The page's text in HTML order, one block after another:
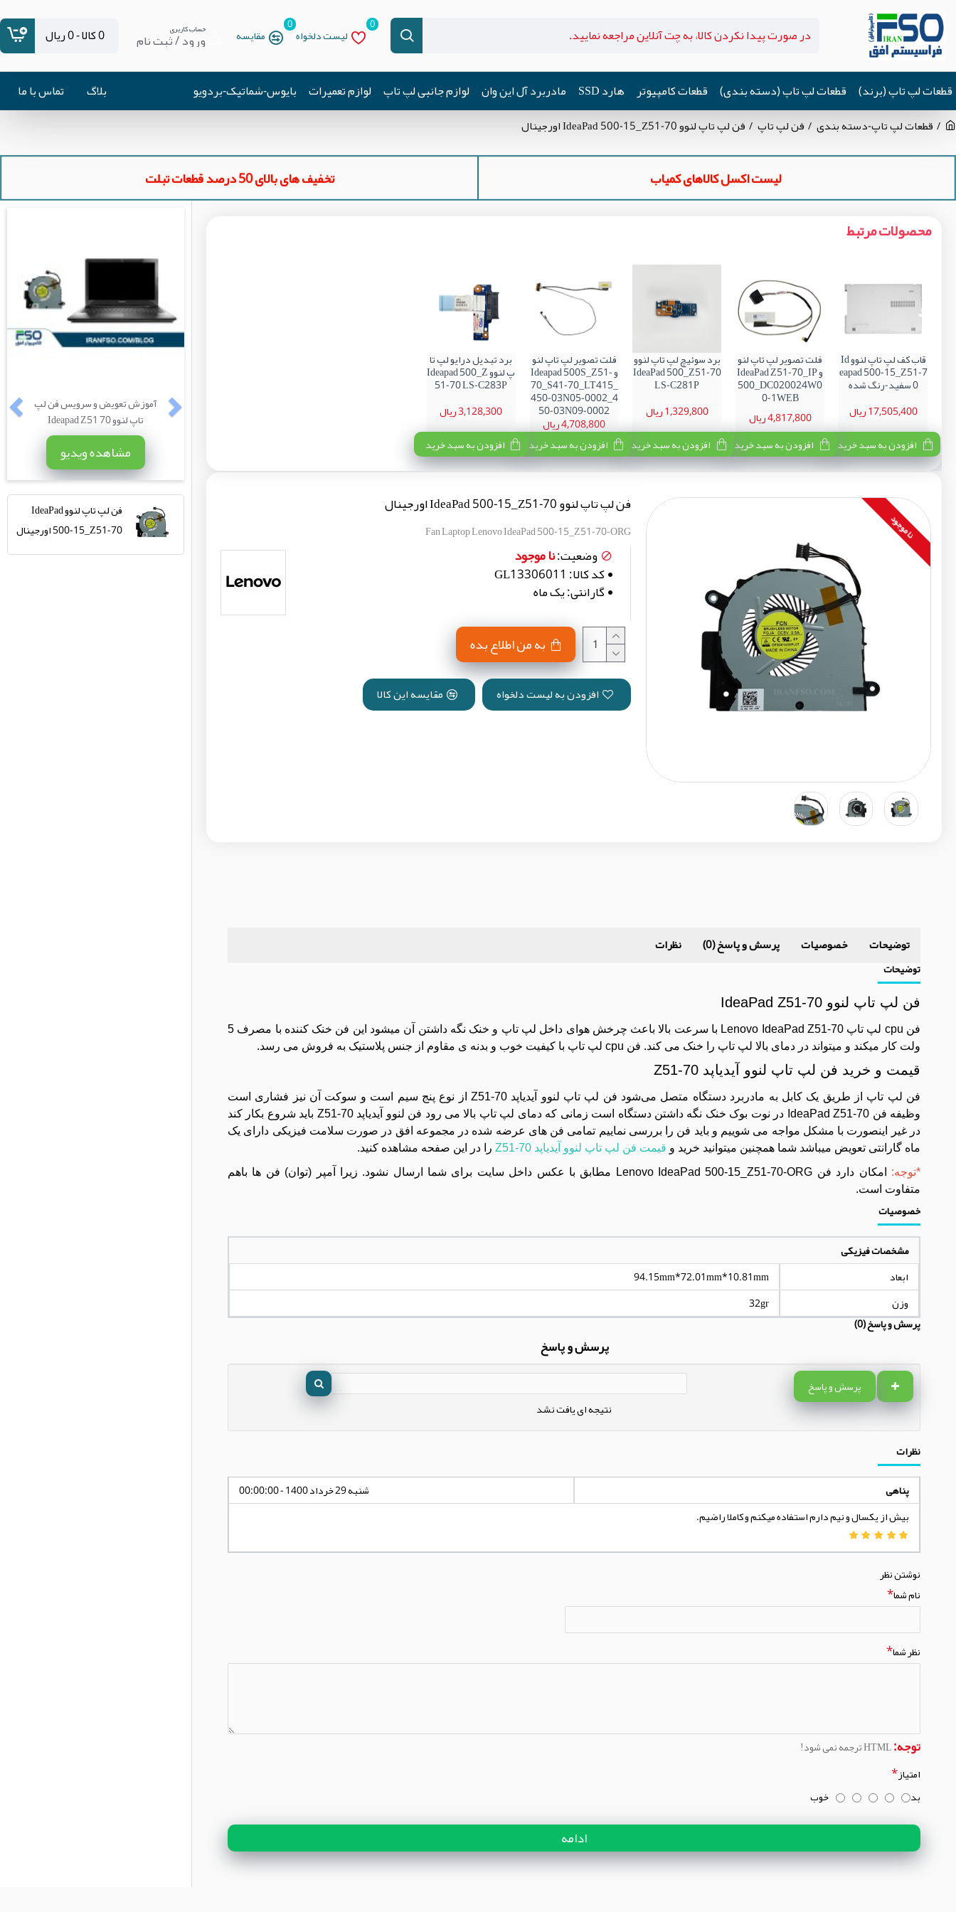
لیست دلخواه
0
مقایسه
0 حساب کاربری
ورود / ثبت نام 0 کالا - 0 ریال
قطعات لپ تاپ (برند) قطعات لپ تاپ (دسته بندی) قطعات کامپیوتر هارد SSD مادربرد آل این وان لوازم جانبی لپ تاپ لوازم تعمیرات بایوس-شماتیک-بردویو بلاگ تماس با ما
قطعات لپ تاپ-دسته بندی فن لپ تاپ فن لپ تاپ لنوو IdeaPad 500-15_Z51-70 اورجینال
لیست اکسل کالاهای کمیاب تخفیف های بالای 50 درصد قطعات تبلت
محصولات مرتبط
قاب کف لپ تاپ لنوو Id
eapad 500-15_Z51-7
0 سفید-رنگ شده
17,505,400 ریال
افزودن به سبد خرید
فلت تصویر لپ تاپ لنو
و IdeaPad Z51-70_IP
500_DC020024W0
0-1WEB
4,817,800 ریال
افزودن به سبد خرید
برد سوئیچ لپ تاپ لنوو
IdeaPad 500_Z51-70
LS-C281P
1,329,800 ریال
افزودن به سبد خرید
فلت تصویر لپ تاپ لنو
و Ideapad 500S_Z51-
70_S41-70_LT415_
450-03N05-0002_4
50-03N09-0002
4,708,800 ریال
افزودن به سبد خرید
برد تبدیل درایو لپ تا
پ لنوو Ideapad 500_Z
51-70 LS-C283P
3,128,300 ریال
افزودن به سبد خرید
نا موجود
فن لپ تاپ لنوو IdeaPad 500-15_Z51-70 اورجینال
Fan Laptop Lenovo IdeaPad 500-15_Z51-70-ORG
وضعیت:نا موجود
کد کالا: GL13306011
گارانتی:یک ماه
به من اطلاع بده
افزودن به لیست دلخواه مقایسه این کالا
توضیحات خصوصیات پرسش و پاسخ (0) نظرات
توضیحات
فن لپ تاپ لنوو IdeaPad Z51-70
فن cpu لپ تاپ Lenovo IdeaPad Z51-70 با سرعت بالا باعث چرخش هوای داخل لپ تاپ و خنک نگه داشتن آن میشود این فن خنک کننده با مصرف 5
ولت کار میکند و میتواند در دمای بالا لپ تاپ را خنک می کند. فن cpu لپ تاپ با کیفیت خوب و بدنه ی مقاوم از جنس پلاستیک به فروش می رسد.
قیمت و خرید فن لپ تاپ لنوو آیدیاپد Z51-70
فن لپ تاپ از طریق یک کابل به مادربرد دستگاه متصل می‌شود فن لپ تاپ لنوو آیدیاپد Z51-70 از نوع پنج سیم است و سوکت آن نیز فشاری است
وظیفه فن IdeaPad Z51-70 در نوت بوک خنک نگه داشتن دستگاه است زمانی که دمای لپ تاپ بالا می رود فن لنوو آیدیاپد Z51-70 باید شروع بکار کند
در غیر اینصورت با مشکل مواجه می شوییم و باید فن را بررسی نماییم تمامی فن های عرضه شده در مجموعه افق در صورت سلامت فیزیکی دارای یک
ماه گارانتی تعویض میباشد شما همچنین میتوانید خرید و قیمت فن لپ تاپ لنوو آیدیاپد Z51-70
را در این صفحه مشاهده کنید.
*توجه:
امکان دارد فن Lenovo IdeaPad 500-15_Z51-70-ORG مطابق با عکس داخل سایت برای شما ارسال نشود. زیرا آمپر (توان) فن ها باهم
متفاوت است.
خصوصیات
مشخصات فیزیکی
ابعاد
94.15mm*72.01mm*10.81mm
وزن
32gr
پرسش و پاسخ (0)
پرسش و پاسخ
پرسش و پاسخ
نتیجه ای یافت نشد
نظرات
پناهی
شنبه 29 خرداد 1400 - 00:00:00
بیش از یکسال و نیم دارم استفاده میکنم و کاملا راضیم.
نوشتن نظر
نام شما
نظر شما
توجه:
امتیاز
بد
خوب
ادامه
آموزش تعویض و سرویس فن لپ
تاپ لنوو Ideapad Z51 70
مشاهده ویدیو
فن لپ تاپ لنوو IdeaPad
500-15_Z51-70 اورجینال